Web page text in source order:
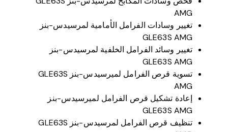
AMG
تغيير وسادات الفرامل الأمامية لمرسيدس-بنز
GLE63S AMG
تغيير وسائد الفرامل الخلفية لمرسيدس-بنز
GLE63S AMG
تسوية قرص الفرامل لميرسيدس-بنز GLE63S
AMG
إعادة تشكيل قرص الفرامل لميرسيدس-بنز
GLE63S AMG
تنظيف قرص الفرامل لمرسيدس-بنز GLE63S